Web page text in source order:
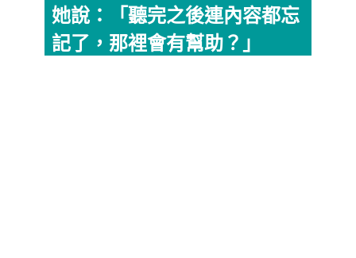
她說：「聽完之後連內容都忘
記了，那裡會有幫助？」